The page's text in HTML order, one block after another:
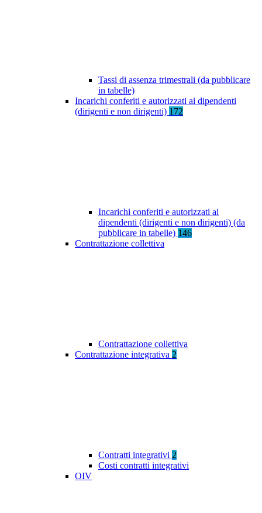
Tassi di assenza trimestrali (da pubblicare
in tabelle)
Incarichi conferiti e autorizzati ai dipendenti
(dirigenti e non dirigenti) 172
Incarichi conferiti e autorizzati ai
dipendenti (dirigenti e non dirigenti) (da
pubblicare in tabelle) 146
Contrattazione collettiva
Contrattazione collettiva
Contrattazione integrativa 2
Contratti integrativi 2
Costi contratti integrativi
OIV